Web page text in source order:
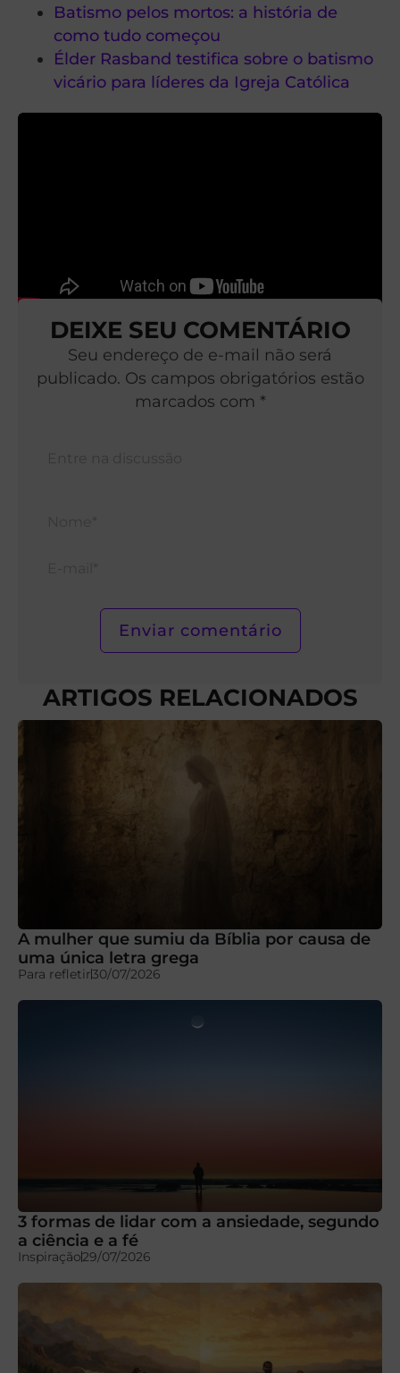
Batismo pelos mortos: a história de
como tudo começou
Élder Rasband testifica sobre o batismo
vicário para líderes da Igreja Católica
DEIXE SEU COMENTÁRIO
Seu endereço de e-mail não será
publicado. Os campos obrigatórios estão
marcados com *
ARTIGOS RELACIONADOS
A mulher que sumiu da Bíblia por causa de
uma única letra grega
Para refletir30/07/2026
3 formas de lidar com a ansiedade, segundo
a ciência e a fé
Inspiração29/07/2026